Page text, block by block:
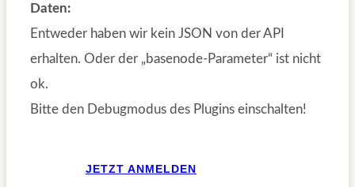
Daten:
Entweder haben wir kein JSON von der API
erhalten. Oder der „basenode-Parameter“ ist nicht
ok.
Bitte den Debugmodus des Plugins einschalten!
JETZT ANMELDEN